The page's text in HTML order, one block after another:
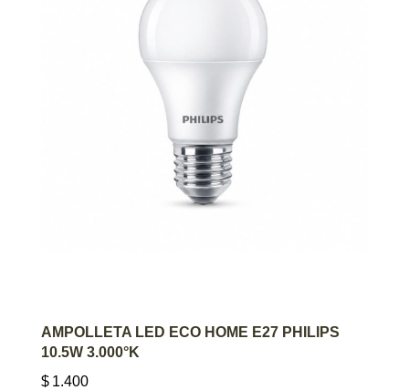
AGREGAR AL CARRITO
AMPOLLETA LED ECO HOME E27 PHILIPS
10.5W 3.000°K
$ 1.400